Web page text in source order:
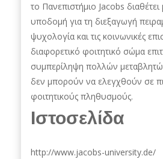
το Πανεπιστήμιο Jacobs διαθέτει
υποδομή για τη διεξαγωγή
ψυχολογία και τις κοινωνικές
διαφορετικό φοιτητικό σώμα
συμπερίληψη πολλών
δεν μπορούν να ελεγχθούν σε
φοιτητικούς πληθυσμούς.
Ιστοσελίδα
http://www.jacobs-university.de/